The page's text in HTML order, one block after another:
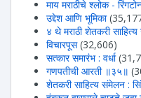
माय मराठीचे श्लोक -
उद्देश आणि भूमिका
४ थे मराठी शेतकरी
विचारपूस (32,606)
सत्कार समारंभ : वर्धा
गणपतीची आरती ॥३५॥
शेतकरी साहित्य संमेलन :